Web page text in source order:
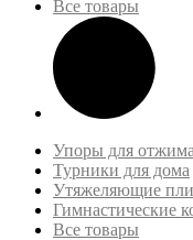
Все товары
Упоры для
Турники для дома
Утяжеляющие
Гимнастические
Все товары